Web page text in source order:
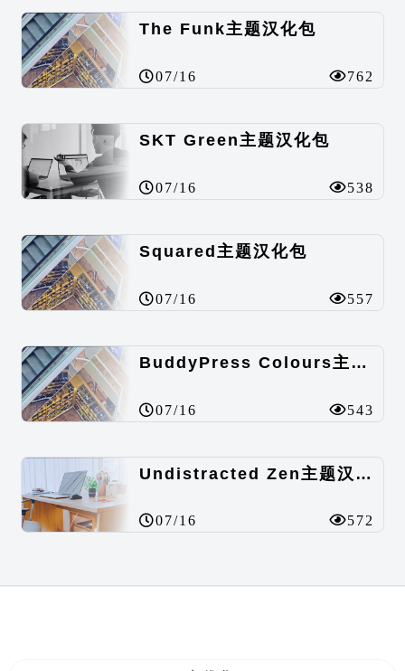
The Funk主题汉化包
07/16 762
SKT Green主题汉化包
07/16 538
Squared主题汉化包
07/16 557
BuddyPress Colours主题汉化包
07/16 543
Undistracted Zen主题汉化包
07/16 572